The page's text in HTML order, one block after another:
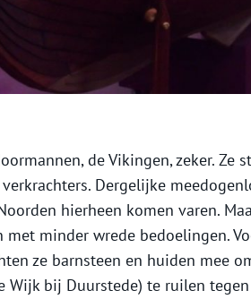
de Vikingen, zeker. Ze
Dergelijke
hierheen komen varen.
met minder wrede bedoelingen.
ze barnsteen en huiden mee
Wijk bij Duurstede) te ruilen